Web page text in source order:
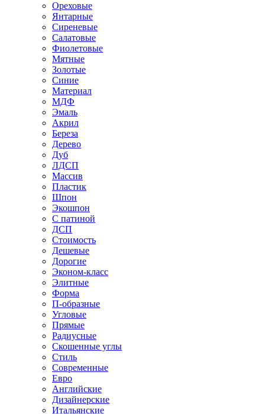
Ореховые
Янтарные
Сиреневые
Салатовые
Фиолетовые
Мятные
Золотые
Синие
Материал
МДФ
Эмаль
Акрил
Береза
Дерево
Дуб
ЛДСП
Массив
Пластик
Шпон
Экошпон
С патиной
ДСП
Стоимость
Дешевые
Дорогие
Эконом-класс
Элитные
Форма
П-образные
Угловые
Прямые
Радиусные
Скошенные углы
Стиль
Современные
Евро
Английские
Дизайнерские
Итальянские